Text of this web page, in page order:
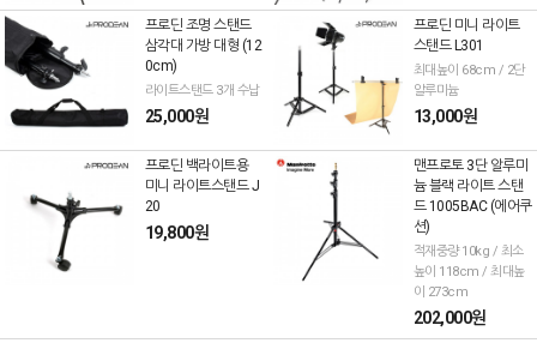
프로딘 조명 스탠드
삼각대 가방 대형 (12
0cm)
라이트스탠드 3개 수납
25,000원
프로딘 미니 라이트
스탠드 L301
최대높이 68cm / 2단
알루미늄
13,000원
프로딘 백라이트용
미니 라이트스탠드 J
20
19,800원
맨프로토 3단 알루미
늄 블랙 라이트 스탠
드 1005BAC (에어쿠
션)
적재중량 10kg / 최소
높이 118cm / 최대높
이 273cm
202,000원